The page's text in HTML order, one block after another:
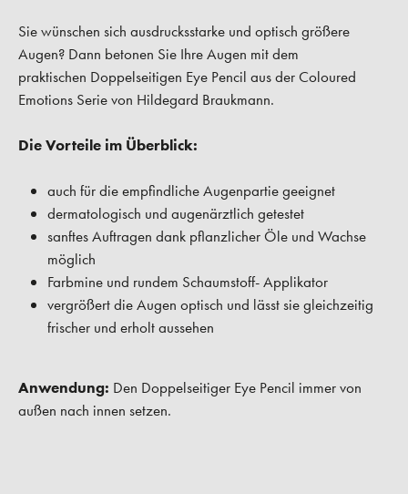
Sie wünschen sich ausdrucksstarke und optisch größere
Augen? Dann betonen Sie Ihre Augen mit dem
praktischen Doppelseitigen Eye Pencil aus der Coloured
Emotions Serie von Hildegard Braukmann.
Die Vorteile im Überblick:
auch für die empfindliche Augenpartie geeignet
dermatologisch und augenärztlich getestet
sanftes Auftragen dank pflanzlicher Öle und Wachse
möglich
Farbmine und rundem Schaumstoff- Applikator
vergrößert die Augen optisch und lässt sie gleichzeitig
frischer und erholt aussehen
Anwendung: Den Doppelseitiger Eye Pencil immer von
außen nach innen setzen.